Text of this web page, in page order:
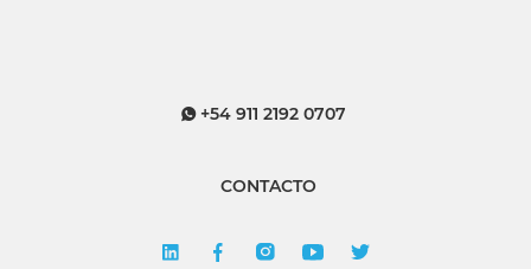
+54 911 2192 0707
CONTACTO